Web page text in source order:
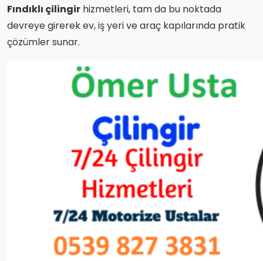
Fındıklı çilingir hizmetleri, tam da bu noktada
devreye girerek ev, iş yeri ve araç kapılarında pratik
çözümler sunar.